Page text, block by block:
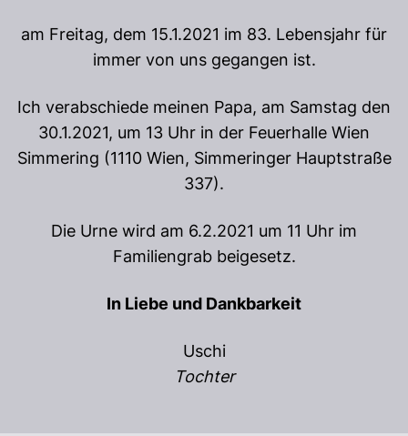
am Freitag, dem 15.1.2021 im 83. Lebensjahr für
immer von uns gegangen ist.
Ich verabschiede meinen Papa, am Samstag den
30.1.2021, um 13 Uhr in der Feuerhalle Wien
Simmering (1110 Wien, Simmeringer Hauptstraße
337).
Die Urne wird am 6.2.2021 um 11 Uhr im
Familiengrab beigesetz.
In Liebe und Dankbarkeit
Uschi
Tochter